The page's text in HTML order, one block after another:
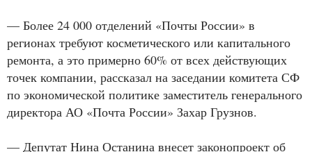
— Более 24 000 отделений «Почты России» в
регионах требуют косметического или капитального
ремонта, а это примерно 60% от всех действующих
точек компании, рассказал на заседании комитета СФ
по экономической политике заместитель генерального
директора АО «Почта России» Захар Грузнов.
— Депутат Нина Останина внесет законопроект об